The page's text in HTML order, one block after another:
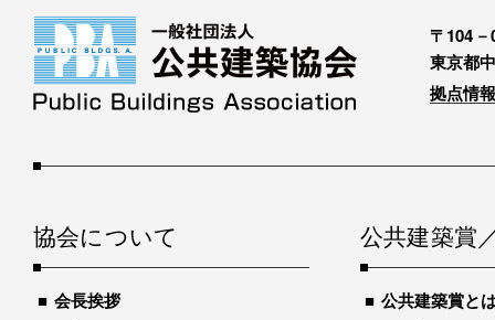
〒104－
東京都
拠点情
協会について
会長挨拶
公共建築賞
公共建築賞と